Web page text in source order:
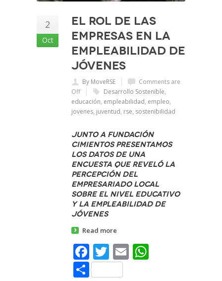
2
Oct
El rol de las
empresas en la
empleabilidad de
jóvenes
By MoveRSE
Comments are
Off
Desarrollo Sostenible,
educación, empleabilidad, empleo,
jovenes, juventud, rse, sostenibilidad
Junto a Fundación
Cimientos presentamos
los datos de una
Encuesta que reveló la
percepción del
empresariado local
sobre el nivel educativo
y la empleabilidad de
jóvenes
Read more
Facebook
Twitter
Email
Share